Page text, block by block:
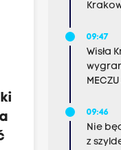
09:47
Wisła
09:46
Nie
z